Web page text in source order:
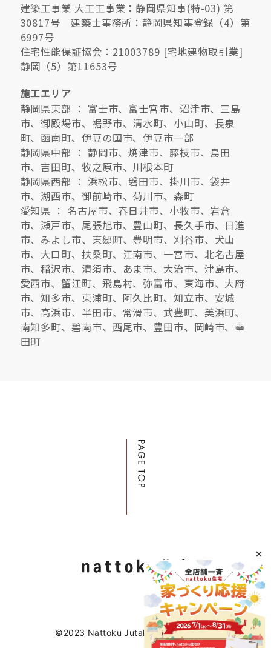
建築工事業 大工工事業：静岡県知事(特-03) 第
30817号 建築士事務所：静岡県知事登録（4）第
6997号
住宅性能保証協会：21003789 [宅地建物取引業]
静岡（5）第11653号
施工エリア
静岡県東部 ： 富士市、富士宮市、沼津市、三島
市、御殿場市、裾野市、清水町、小山町、長泉
町、函南町、伊豆の国市、伊豆市一部
静岡県中部 ： 静岡市、焼津市、藤枝市、島田
市、吉田町、牧之原市、川根本町
静岡県西部 ： 浜松市、磐田市、掛川市、袋井
市、湖西市、御前崎市、菊川市、森町
愛知県 ： 名古屋市、春日井市、小牧市、岩倉
市、瀬戸市、尾張旭市、豊山町、長久手市、日進
市、みよし市、東郷町、豊明市、刈谷市、犬山
市、大口町、扶桑町、江南市、一宮市、北名古屋
市、稲沢市、清須市、あま市、大治市、津島市、
愛西市、蟹江町、飛島村、弥富市、東海市、大府
市、知多市、東浦町、阿久比町、知立市、安城
市、高浜市、半田市、常滑市、武豊町、美浜町、
南知多町、碧南市、西尾市、豊田市、岡崎市、幸
田町
©2023 Nattoku Jutaku Kobo Co., Ltd.